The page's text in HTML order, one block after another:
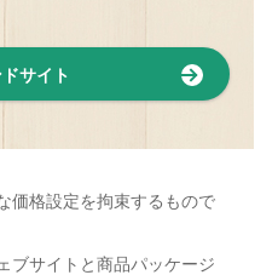
サイト
価格設定を拘束するもので
ブサイトと商品パッケージ